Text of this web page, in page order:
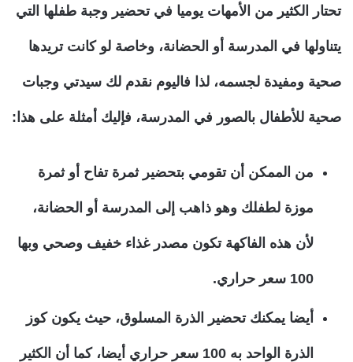
تحتار الكثير من الأمهات يوميا في تحضير وجبة طفلها التي
يتناولها في المدرسة أو الحضانة، وخاصة لو كانت تريدها
صحية ومفيدة لجسمه، لذا فاليوم نقدم لك سيدتي وجبات
صحية للأطفال بالصور في المدرسة، فإليك أمثلة على هذا:
من الممكن أن تقومي بتحضير ثمرة تفاح أو ثمرة
موزة لطفلك وهو ذاهب إلى المدرسة أو الحضانة،
لأن هذه الفاكهة تكون مصدر غذاء خفيف وصحي وبها
100 سعر حراري.
أيضا يمكنك تحضير الذرة المسلوق، حيث يكون كوز
الذرة الواحد به 100 سعر حراري أيضا، كما أن الكثير